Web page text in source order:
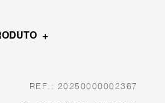
REF.: 20250000002367